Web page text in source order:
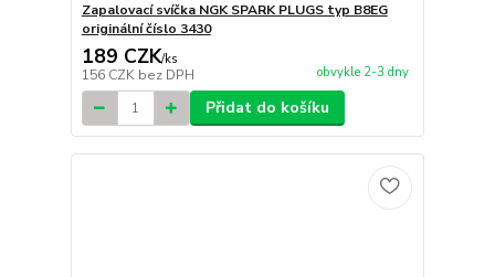
Zapalovací svíčka NGK SPARK PLUGS typ B8EG
originální číslo 3430
189 CZK/ks
156 CZK bez DPH obvykle 2-3 dny
Přidat do košíku